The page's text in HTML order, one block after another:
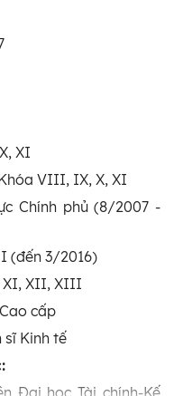
XI
VIII, IX, X, XI
Chính phủ (8/2007 -
(đến 3/2016)
XI, XII, XIII
Cao cấp
sĩ Kinh tế